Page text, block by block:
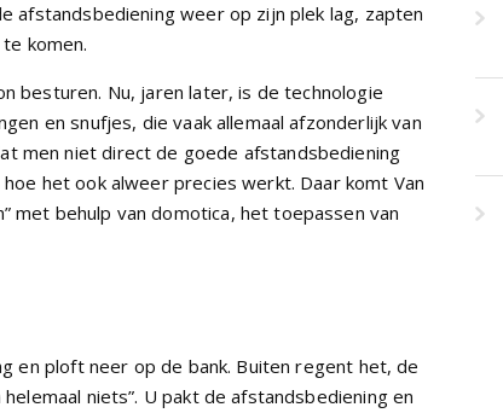
afstandsbediening weer op zijn plek lag, zapten
komen.
besturen. Nu, jaren later, is de technologie
en snufjes, die vaak allemaal afzonderlijk van
men niet direct de goede afstandsbediening
het ook alweer precies werkt. Daar komt Van
met behulp van domotica, het toepassen van
en ploft neer op de bank. Buiten regent het, de
niets”. U pakt de afstandsbediening en